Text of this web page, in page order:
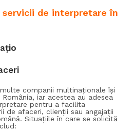
servicii de interpretare în
companii multinaționale își
iar acestea au adesea
pentru a facilita
de afaceri, clienții sau angajații
Situațiile în care se solicită